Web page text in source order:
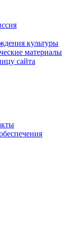
культуры
материалы
сайта